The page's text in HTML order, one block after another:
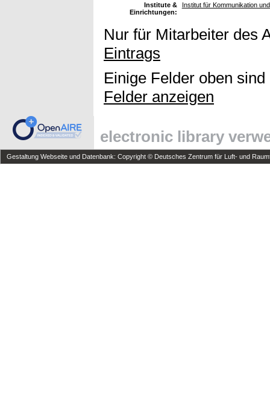
Institute &
Einrichtungen:
Institut für Kommunikation
Nur für Mitarbeiter des
Eintrags
Einige Felder oben
Felder anzeigen
electronic library
Gestaltung Webseite und Datenbank: Copyright © Deutsches Zentrum für Luft- und